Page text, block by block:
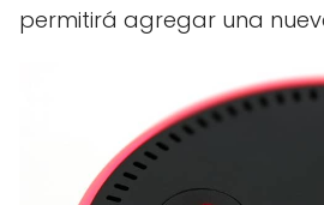
permitirá agregar una